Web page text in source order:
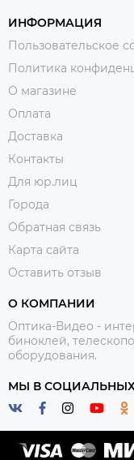
ИНФОРМАЦИЯ
Пользовательское
Политика
О магазине
Оплата
Доставка
Контакты
Для юр.лиц
Города
Обратная связь
Карта сайта
Оставить отзыв
О КОМПАНИИ
Оптика-Видео -
биноклей,
оборудования.
МЫ В СОЦИАЛЬНЫХ